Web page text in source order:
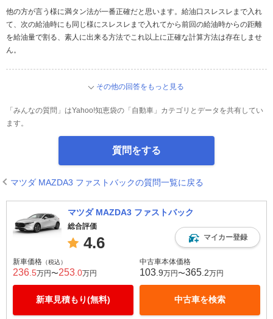
他の方が言う様に満タン法が一番正確だと思います。給油口スレスレまで入れ
て、次の給油時にも同じ様にスレスレまで入れてから前回の給油時からの距離
を給油量で割る、素人に出来る方法でこれ以上に正確な計算方法は存在しませ
ん。
その他の回答をもっと見る
「みんなの質問」はYahoo!知恵袋の「自動車」カテゴリとデータを共有してい
ます。
質問をする
マツダ MAZDA3 ファストバックの質問一覧に戻る
マツダ MAZDA3 ファストバック
総合評価
4.6 マイカー登録
新車価格 （税込）
236 .5万円〜253 .0万円
新車見積もり(無料)
中古車本体価格
103 .9万円〜365 .2万円
中古車を検索